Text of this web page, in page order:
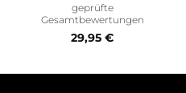
mit5von
5
geprüfte
Gesamtbewertungen
29,95 €